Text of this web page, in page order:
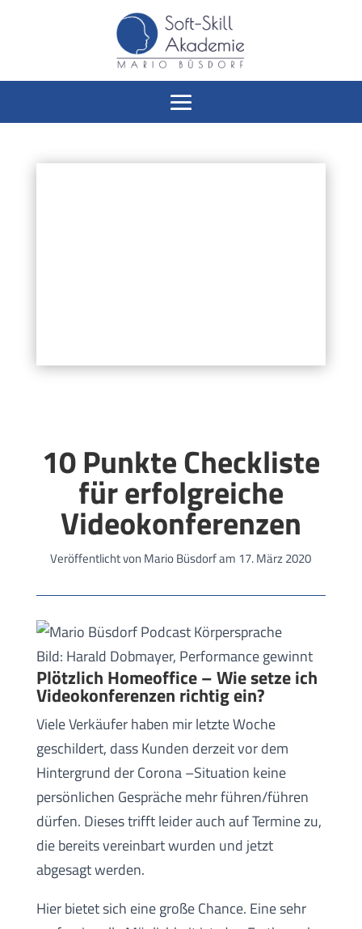
10 Punkte Checkliste
für erfolgreiche
Videokonferenzen
Veröffentlicht von Mario Büsdorf am 17. März 2020
Bild: Harald Dobmayer, Performance gewinnt
Plötzlich Homeoffice – Wie setze ich
Videokonferenzen richtig ein?
Viele Verkäufer haben mir letzte Woche
geschildert, dass Kunden derzeit vor dem
Hintergrund der Corona –Situation keine
persönlichen Gespräche mehr führen/führen
dürfen. Dieses trifft leider auch auf Termine zu,
die bereits vereinbart wurden und jetzt
abgesagt werden.
Hier bietet sich eine große Chance. Eine sehr